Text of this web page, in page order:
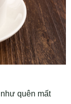
quên mất